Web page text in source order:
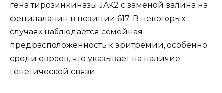
гена тирозинкиназы JAK2 с заменой валина на
фенилаланин в позиции 617. В некоторых
случаях наблюдается семейная
предрасположенность к эритремии, особенно
среди евреев, что указывает на наличие
генетической связи.